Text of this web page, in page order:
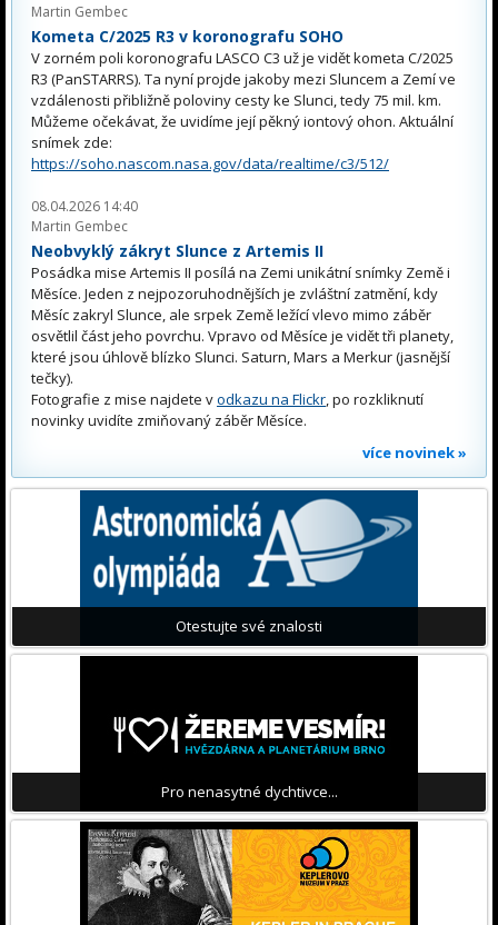
Martin Gembec
Kometa C/2025 R3 v koronografu SOHO
V zorném poli koronografu LASCO C3 už je vidět kometa C/2025
R3 (PanSTARRS). Ta nyní projde jakoby mezi Sluncem a Zemí ve
vzdálenosti přibližně poloviny cesty ke Slunci, tedy 75 mil. km.
Můžeme očekávat, že uvidíme její pěkný iontový ohon. Aktuální
snímek zde:
https://soho.nascom.nasa.gov/data/realtime/c3/512/
08.04.2026 14:40
Martin Gembec
Neobvyklý zákryt Slunce z Artemis II
Posádka mise Artemis II posílá na Zemi unikátní snímky Země i
Měsíce. Jeden z nejpozoruhodnějších je zvláštní zatmění, kdy
Měsíc zakryl Slunce, ale srpek Země ležící vlevo mimo záběr
osvětlil část jeho povrchu. Vpravo od Měsíce je vidět tři planety,
které jsou úhlově blízko Slunci. Saturn, Mars a Merkur (jasnější
tečky).
Fotografie z mise najdete vodkazu na Flickr, po rozkliknutí
novinky uvidíte zmiňovaný záběr Měsíce.
více novinek »
Otestujte své znalosti
Pro nenasytné dychtivce...